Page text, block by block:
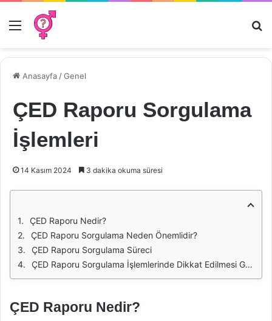
Menü
Anasayfa /Genel
ÇED Raporu Sorgulama
İşlemleri
14 Kasım 2024 3 dakika okuma süresi
ÇED Raporu Nedir?
ÇED Raporu Sorgulama Neden Önemlidir?
ÇED Raporu Sorgulama Süreci
ÇED Raporu Sorgulama İşlemlerinde Dikkat Edilmesi Gerekenler
ÇED Raporu Nedir?